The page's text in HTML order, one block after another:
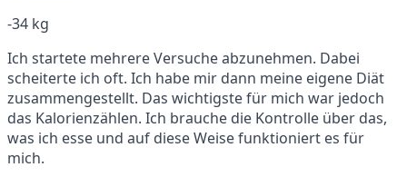
-34 kg
Ich startete mehrere Versuche abzunehmen. Dabei
scheiterte ich oft. Ich habe mir dann meine eigene Diät
zusammengestellt. Das wichtigste für mich war jedoch
das Kalorienzählen. Ich brauche die Kontrolle über das,
was ich esse und auf diese Weise funktioniert es für
mich.